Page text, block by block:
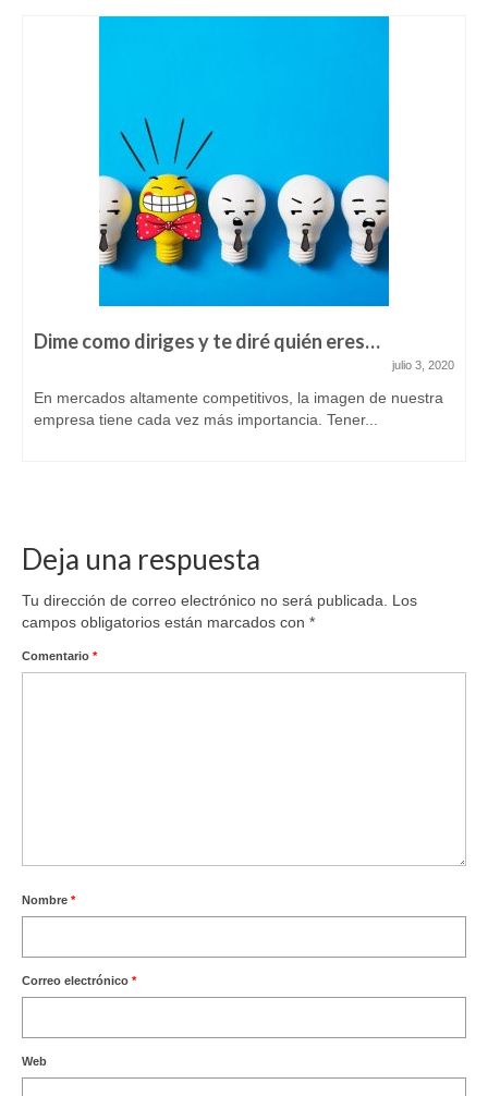
Dime como diriges y te diré quién eres…
julio 3, 2020
En mercados altamente competitivos, la imagen de nuestra
empresa tiene cada vez más importancia. Tener...
Deja una respuesta
Tu dirección de correo electrónico no será publicada.
Los
campos obligatorios están marcados con *
Comentario *
Nombre *
Correo electrónico *
Web